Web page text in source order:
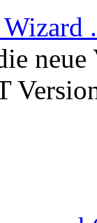
neue